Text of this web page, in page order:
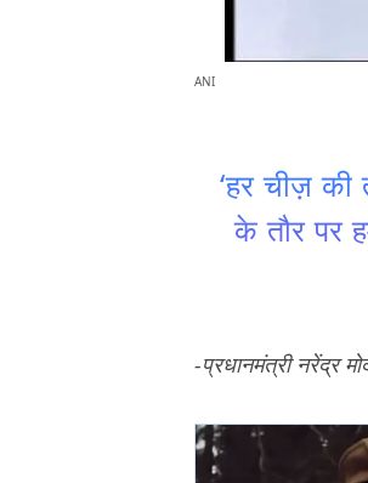
ANI
‘हर चीज़
के तौर पर
-प्रधानमंत्री नरेंद्र